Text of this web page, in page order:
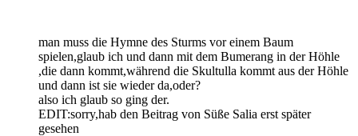
man muss die Hymne des Sturms vor einem Baum
spielen,glaub ich und dann mit dem Bumerang in der Höhle
,die dann kommt,während die Skultulla kommt aus der Höhle
und dann ist sie wieder da,oder?
also ich glaub so ging der.
EDIT:sorry,hab den Beitrag von Süße Salia erst später
gesehen